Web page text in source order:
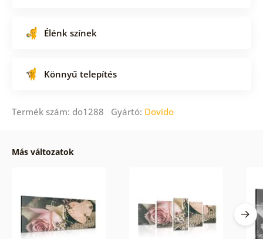
Élénk színek
Könnyű telepítés
Termék szám: do1288 Gyártó: Dovido
Más változatok